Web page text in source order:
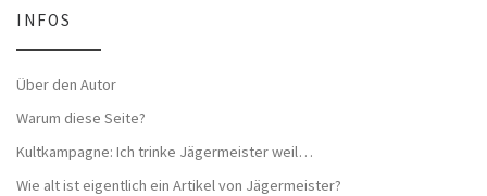
INFOS
Über den Autor
Warum diese Seite?
Kultkampagne: Ich trinke Jägermeister weil…
Wie alt ist eigentlich ein Artikel von Jägermeister?